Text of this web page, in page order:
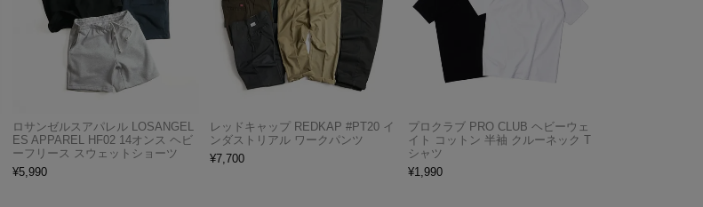
ロサンゼルスアパレル LOSANGEL
ES APPAREL HF02 14オンス ヘビ
ーフリース スウェットショーツ
¥5,990
レッドキャップ REDKAP #PT20 イ
ンダストリアル ワークパンツ
¥7,700
プロクラブ PRO CLUB ヘビーウェ
イト コットン 半袖 クルーネック T
シャツ
¥1,990